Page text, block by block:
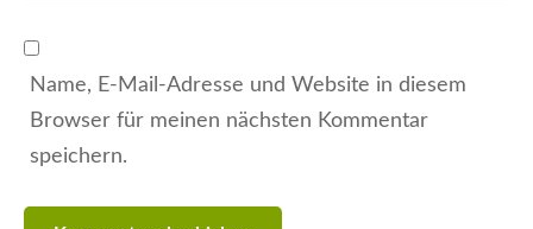
Name, E-Mail-Adresse und Website in diesem
Browser für meinen nächsten Kommentar
speichern.